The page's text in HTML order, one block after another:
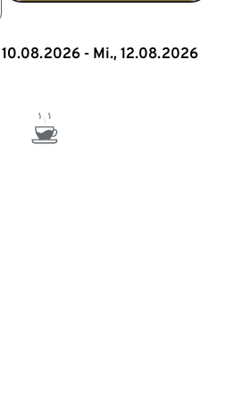
10.08.2026 - Mi., 12.08.2026